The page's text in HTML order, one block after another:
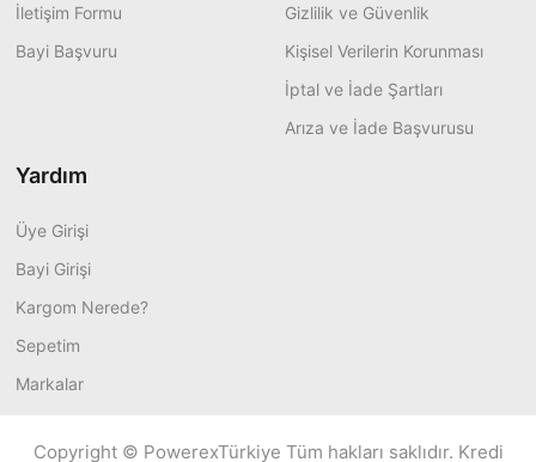
İletişim Formu
Bayi Başvuru
Gizlilik ve Güvenlik
Kişisel Verilerin Korunması
İptal ve İade Şartları
Arıza ve İade Başvurusu
Yardım
Üye Girişi
Bayi Girişi
Kargom Nerede?
Sepetim
Markalar
Copyright © PowerexTürkiye Tüm hakları saklıdır. Kredi